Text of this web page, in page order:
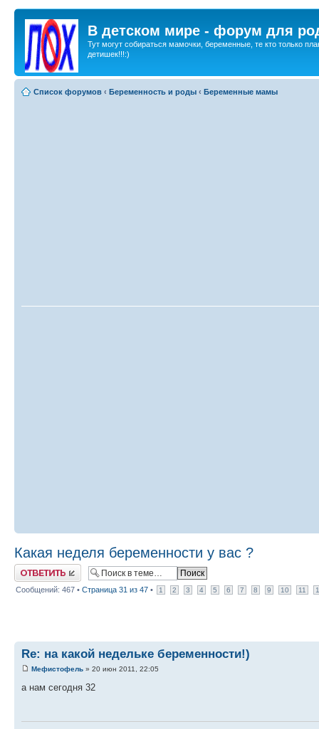
В детском мире - форум для
Тут могут собираться мамочки, беременные, те кто только
детишек!!!:)
Список форумов ‹ Беременность и роды ‹ Беременные мамы
Какая неделя беременности у вас ?
Ответить
Сообщений: 467 • Страница 31 из 47 • 1 2 3 4 5 6 7 8 9 10 11
Re: на какой недельке беременности!)
Мефистофель » 20 июн 2011, 22:05
а нам сегодня 32